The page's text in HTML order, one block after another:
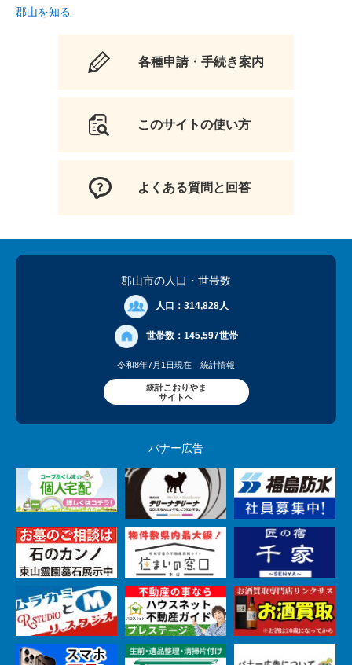
郡山を知る
各種申請・手続き案内
このサイトの使い方
よくある質問と回答
郡山市の人口 ・世帯数
人口： 314,828人
世帯数： 145,597世帯
令和8年7月1日現在 統計情報
統計こおりやま
サイトへ
バナー広告